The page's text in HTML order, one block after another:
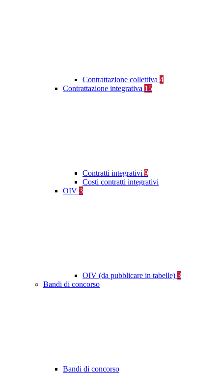
Contrattazione collettiva 4
Contrattazione integrativa 15
Contratti integrativi 9
Costi contratti integrativi
OIV 3
OIV (da pubblicare in tabelle) 3
Bandi di concorso
Bandi di concorso